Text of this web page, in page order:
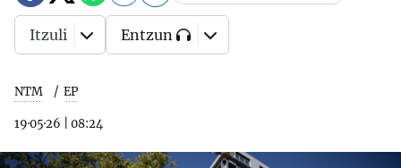
NTM EP
19·05·26 08:24
Itzuli Entzun